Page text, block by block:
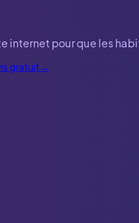
internet pour que les
gratuit→